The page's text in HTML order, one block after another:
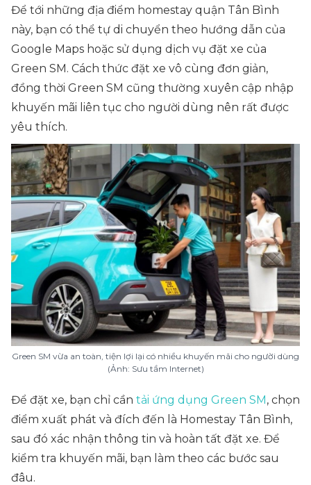
Để tới những địa điểm homestay quận Tân Bình
này, bạn có thể tự di chuyển theo hướng dẫn của
Google Maps hoặc sử dụng dịch vụ đặt xe của
Green SM. Cách thức đặt xe vô cùng đơn giản,
đồng thời Green SM cũng thường xuyên cập nhập
khuyến mãi liên tục cho người dùng nên rất được
yêu thích.
Green SM vừa an toàn, tiện lợi lại có nhiều khuyến mãi cho người dùng
(Ảnh: Sưu tầm Internet)
Để đặt xe, bạn chỉ cần tải ứng dụng Green SM, chọn
điểm xuất phát và đích đến là Homestay Tân Bình,
sau đó xác nhận thông tin và hoàn tất đặt xe. Để
kiểm tra khuyến mãi, bạn làm theo các bước sau
đâu.